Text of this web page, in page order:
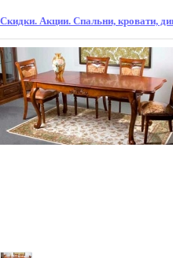
Скидки. Акции. Спальни, кровати,